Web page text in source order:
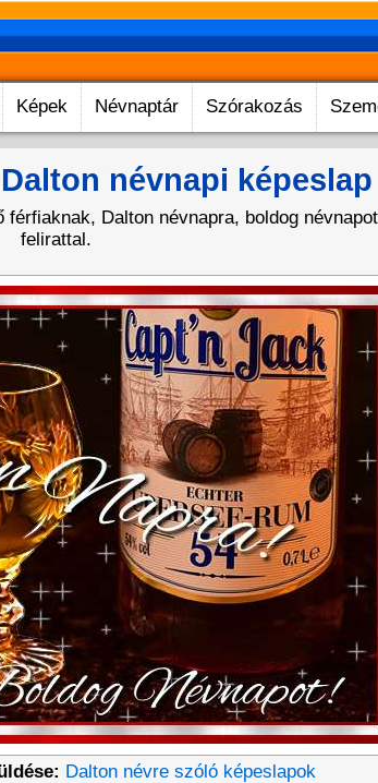
Képek Névnaptár Szórakozás
Dalton névnapi képeslap
Dalton névnapra, boldog
felirattal.
Dalton névre szóló képeslapok